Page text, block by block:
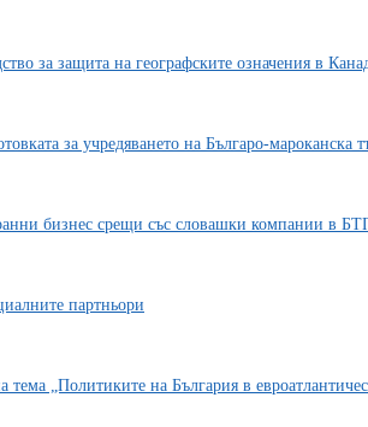
за защита на географските означения в
за учредяването на Българо-мароканска
бизнес срещи със словашки компании в
партньори
тема „Политиките на България в